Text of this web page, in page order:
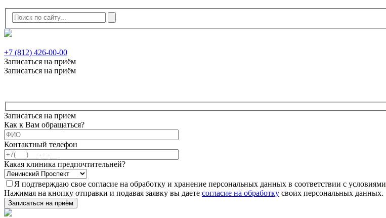
+7 (812) 426-00-00
Записаться на приём
Записаться на приём
Записаться на прием
Как к Вам обращаться?
Контактный телефон
Какая клиника предпочтительней?
Я подтверждаю свое согласие на обработку и хранение персональных данных в соответствии с условиями
Нажимая на кнопку отправки и подавая заявку вы даете согласие на обработку своих персональных данных.
Записаться на приём